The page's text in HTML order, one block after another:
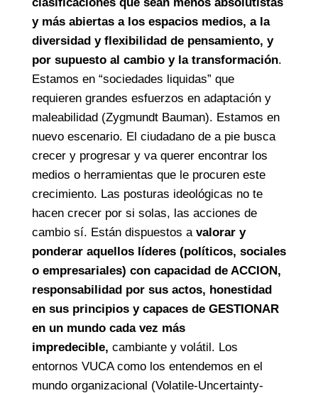
y más abiertas a los espacios medios, a la
diversidad y flexibilidad de pensamiento, y
por supuesto al cambio y la transformación.
Estamos en “sociedades liquidas” que
requieren grandes esfuerzos en adaptación y
maleabilidad (Zygmundt Bauman). Estamos en
nuevo escenario. El ciudadano de a pie busca
crecer y progresar y va querer encontrar los
medios o herramientas que le procuren este
crecimiento. Las posturas ideológicas no te
hacen crecer por si solas, las acciones de
cambio sí. Están dispuestos a valorar y
ponderar aquellos líderes (políticos, sociales
o empresariales) con capacidad de ACCION,
responsabilidad por sus actos, honestidad
en sus principios y capaces de GESTIONAR
en un mundo cada vez más
impredecible, cambiante y volátil. Los
entornos VUCA como los entendemos en el
mundo organizacional (Volatile-Uncertainty-